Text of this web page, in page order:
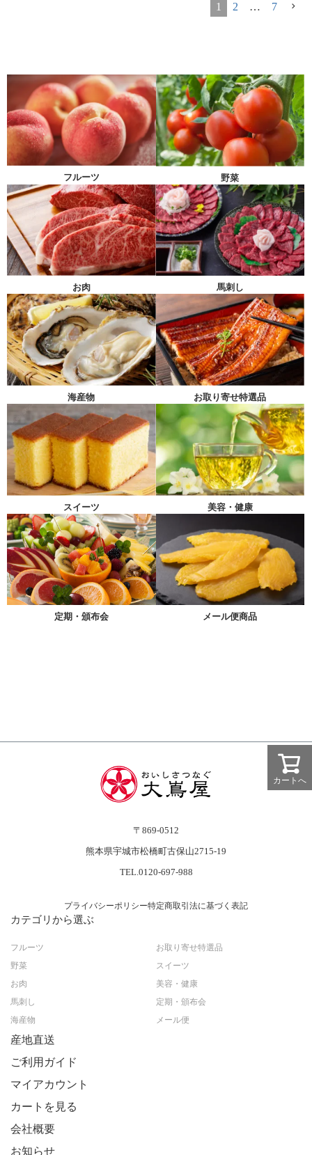
1 2 … 7
カートへ
フルーツ 野菜
お肉 馬刺し
海産物 お取り寄せ特選品
スイーツ 美容・健康
定期・頒布会 メール便商品
〒869-0512
熊本県宇城市松橋町古保山2715-19
TEL.0120-697-988
プライバシーポリシー特定商取引法に基づく表記
カテゴリから選ぶ
フルーツ
野菜
お肉
馬刺し
海産物
お取り寄せ特選品
スイーツ
美容・健康
定期・頒布会
メール便
産地直送
ご利用ガイド
マイアカウント
カートを見る
会社概要
お知らせ